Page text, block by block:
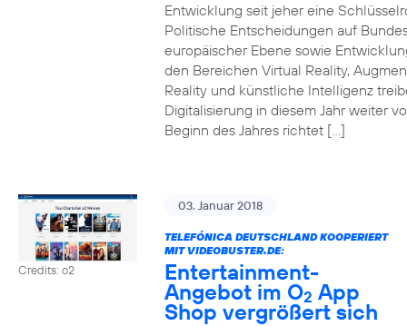
Entwicklung seit jeher eine
Politische Entscheidungen auf
europäischer Ebene sowie
den Bereichen Virtual Reality,
Reality und künstliche Intelligenz
Digitalisierung in diesem Jahr weiter
Beginn des Jahres richtet […]
Credits: o2
03. Januar 2018
TELEFÓNICA DEUTSCHLAND KOOPERIERT
MIT VIDEOBUSTER.DE:
Entertainment-
Angebot im O2 App
Shop vergrößert sich